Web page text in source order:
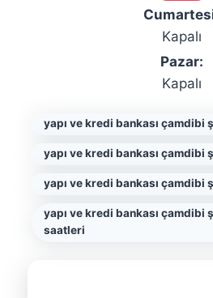
Kapalı
Pazar:
Kapalı
yapı ve kredi bankası çamdibi
yapı ve kredi bankası çamdibi
yapı ve kredi bankası çamdibi
yapı ve kredi bankası çamdibi
saatleri